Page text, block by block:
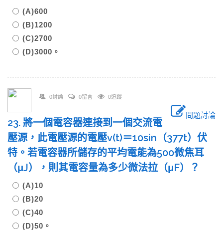
(A)600
(B)1200
(C)2700
(D)3000。
0討論 0留言 0追蹤
問題討論
23. 將一個電容器連接到一個交流電
壓源，此電壓源的電壓v(t)＝10sin（377t）伏
特。若電容器所儲存的平均電能為500微焦耳
（μJ），則其電容量為多少微法拉（μF）？
(A)10
(B)20
(C)40
(D)50。